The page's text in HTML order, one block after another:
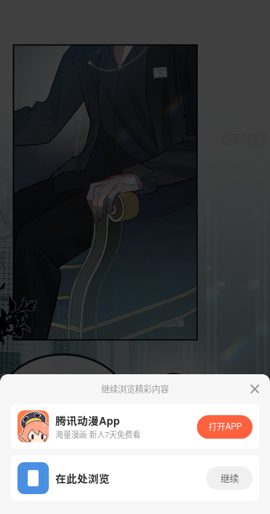
App免费看
继续浏览精彩内容
腾讯动漫App
海量漫画 新人7天免费看
打开APP
在此处浏览 继续